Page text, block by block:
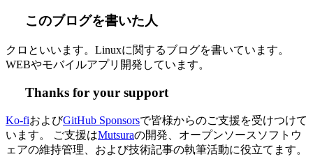
このブログを書いた人
クロといいます。Linuxに関するブログを書いています。
WEBやモバイルアプリ開発しています。
Thanks for your support
Ko-fiおよびGitHub Sponsorsで皆様からのご支援を受けつけて
います。 ご支援はMutsuraの開発、オープンソースソフトウ
ェアの維持管理、および技術記事の執筆活動に役立てます。